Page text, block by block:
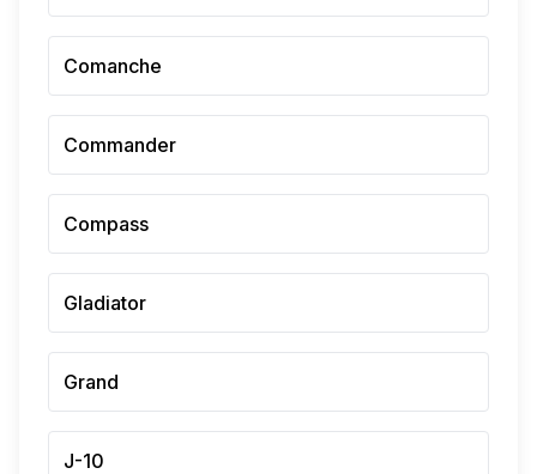
Comanche
Commander
Compass
Gladiator
Grand
J-10